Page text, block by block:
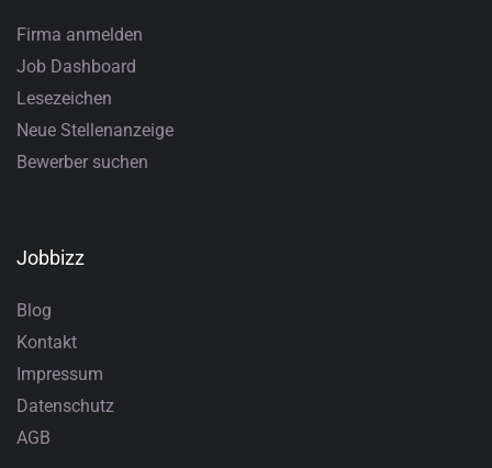
Firma anmelden
Job Dashboard
Lesezeichen
Neue Stellenanzeige
Bewerber suchen
Jobbizz
Blog
Kontakt
Impressum
Datenschutz
AGB